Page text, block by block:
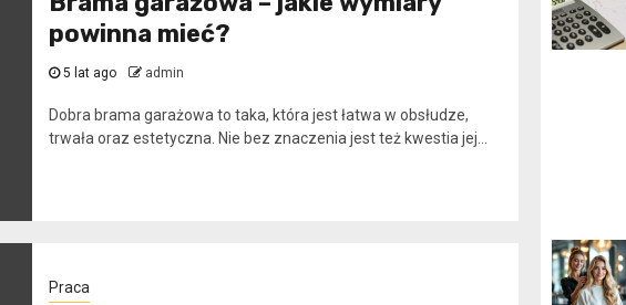
powinna mieć?
5 lat ago admin
Dobra brama garażowa to taka, która jest łatwa w obsłudze,
trwała oraz estetyczna. Nie bez znaczenia jest też kwestia jej...
Praca